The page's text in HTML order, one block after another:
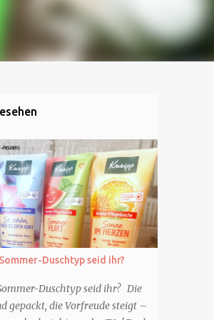
Duschtyp seid ihr?
Duschtyp seid ihr? Die
gepackt, die Vorfreude steigt –